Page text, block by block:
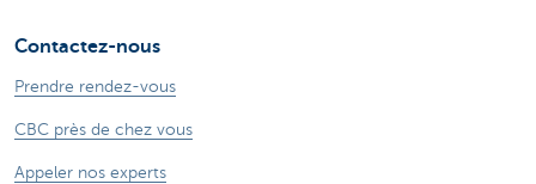
Contactez-nous
Prendre rendez-vous
CBC près de chez vous
Appeler nos experts